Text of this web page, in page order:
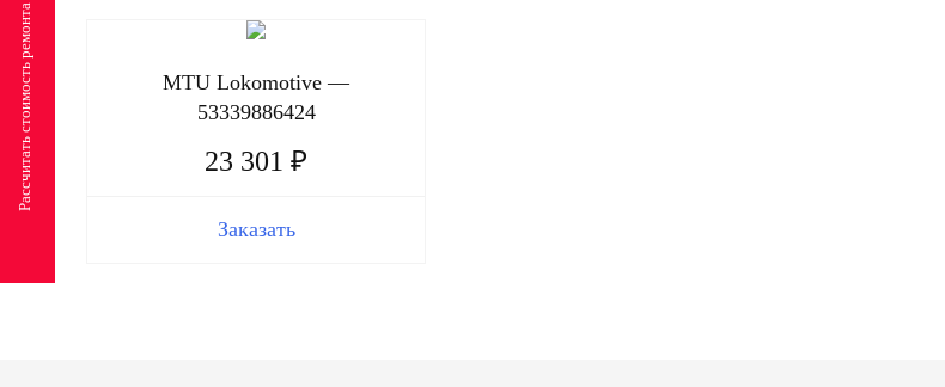
MTU Lokomotive —
53339886424
23 301 ₽
Заказать
Рассчитать стоимость ремонта